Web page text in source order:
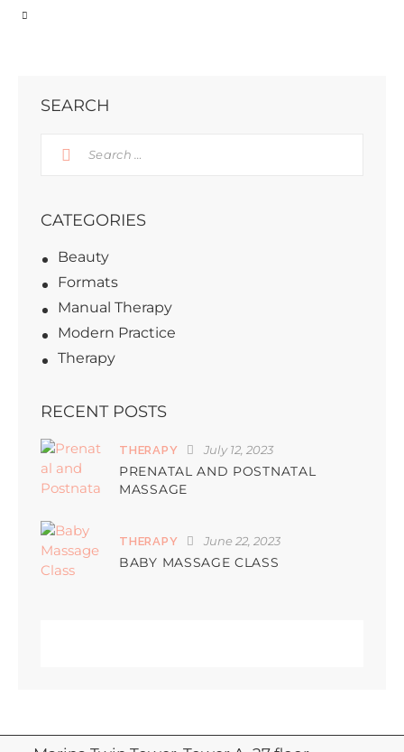
SEARCH
CATEGORIES
Beauty
Formats
Manual Therapy
Modern Practice
Therapy
RECENT POSTS
THERAPY July 12, 2023
PRENATAL AND POSTNATAL
MASSAGE
THERAPY June 22, 2023
BABY MASSAGE CLASS